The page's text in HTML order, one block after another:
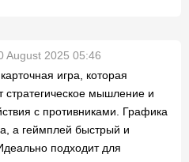
August 2025 05:46
игра, которая
стратегическое мышление и
с противниками. Графика
а геймплей быстрый и
подходит для